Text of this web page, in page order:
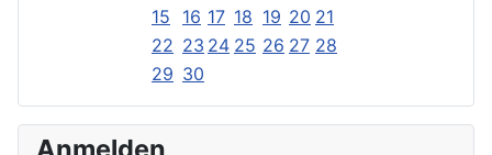
15
16 17 18 19 20 21
22 23 24 25 26 27 28
29 30
Anmelden